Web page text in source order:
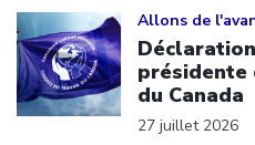
Allons de
présidente
du Canada
27 juillet 2026